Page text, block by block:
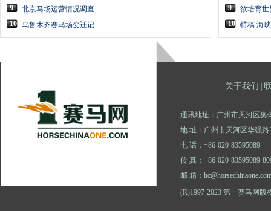
9
北京马场运营情况调查
10 乌鲁木齐赛马场变迁记
9
欲培育世
10 特稿:海
关于我们
通讯地址：广州市天河区奥
地 址：广州市天河区华强路
电 话：+86-020-83595089
传 真：+86-020-83595089-
邮 箱：
(R)1997-2023 第一赛马网版